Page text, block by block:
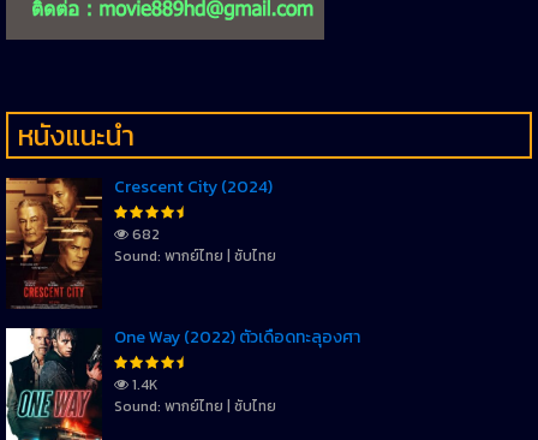
หนังแนะนำ
Crescent City (2024)
682
Sound: พากย์ไทย | ซับไทย
One Way (2022) ตั๋วเดือดทะลุองศา
1.4K
Sound: พากย์ไทย | ซับไทย